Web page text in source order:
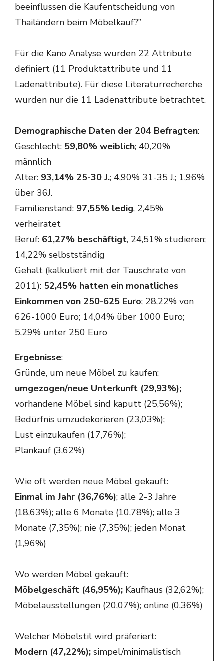
beeinflussen die Kaufentscheidung von
Thailändern beim Möbelkauf?”
Für die Kano Analyse wurden 22 Attribute
definiert (11 Produktattribute und 11
Ladenattribute). Für diese Literaturrecherche
wurden nur die 11 Ladenattribute betrachtet.
Demographische Daten der 204 Befragten:
Geschlecht: 59,80% weiblich; 40,20%
männlich
Alter: 93,14% 25-30 J.; 4,90% 31-35 J.; 1,96%
über 36J.
Familienstand: 97,55% ledig, 2,45%
verheiratet
Beruf: 61,27% beschäftigt, 24,51% studieren;
14,22% selbstständig
Gehalt (kalkuliert mit der Tauschrate von
2011): 52,45% hatten ein monatliches
Einkommen von 250-625 Euro; 28,22% von
626-1000 Euro; 14,04% über 1000 Euro;
5,29% unter 250 Euro
Ergebnisse:
Gründe, um neue Möbel zu kaufen:
umgezogen/neue Unterkunft (29,93%);
vorhandene Möbel sind kaputt (25,56%);
Bedürfnis umzudekorieren (23,03%);
Lust einzukaufen (17,76%);
Plankauf (3,62%)
Wie oft werden neue Möbel gekauft:
Einmal im Jahr (36,76%); alle 2-3 Jahre
(18,63%); alle 6 Monate (10,78%); alle 3
Monate (7,35%); nie (7,35%); jeden Monat
(1,96%)
Wo werden Möbel gekauft:
Möbelgeschäft (46,95%); Kaufhaus (32,62%);
Möbelausstellungen (20,07%); online (0,36%)
Welcher Möbelstil wird präferiert:
Modern (47,22%); simpel/minimalistisch